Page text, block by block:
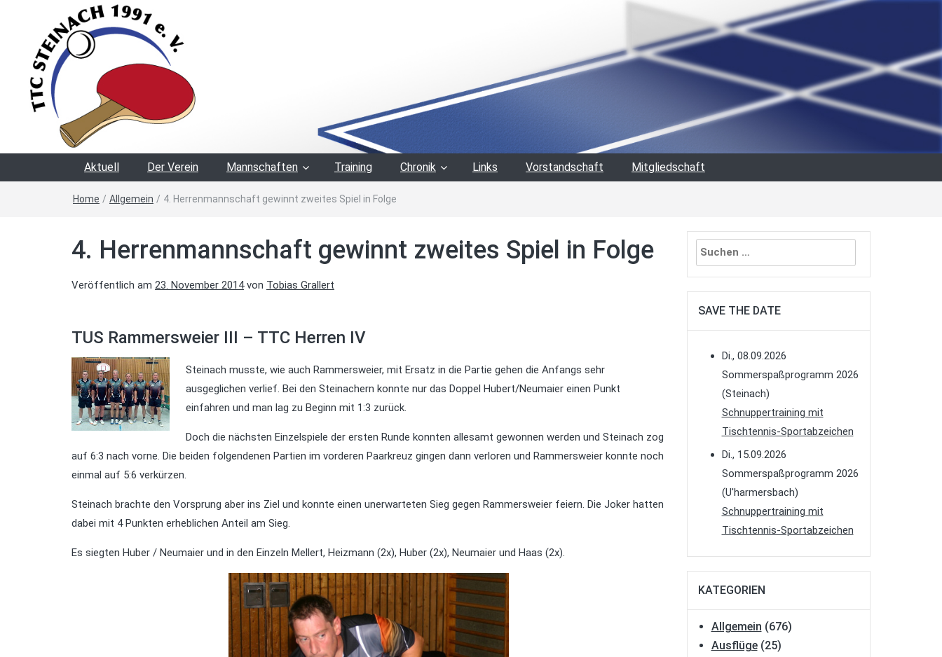
Aktuell Der Verein Mannschaften Training Chronik Links Vorstandschaft Mitgliedschaft
Home / Allgemein / 4. Herrenmannschaft gewinnt zweites Spiel in Folge
4. Herrenmannschaft gewinnt zweites Spiel in Folge
Veröffentlich am 23. November 2014von Tobias Grallert
TUS Rammersweier III – TTC Herren IV
Steinach musste, wie auch Rammersweier, mit Ersatz in die Partie gehen die Anfangs sehr
ausgeglichen verlief. Bei den Steinachern konnte nur das Doppel Hubert/Neumaier einen Punkt
einfahren und man lag zu Beginn mit 1:3 zurück.
Doch die nächsten Einzelspiele der ersten Runde konnten allesamt gewonnen werden und Steinach zog
auf 6:3 nach vorne. Die beiden folgendenen Partien im vorderen Paarkreuz gingen dann verloren und Rammersweier konnte noch
einmal auf 5:6 verkürzen.
Steinach brachte den Vorsprung aber ins Ziel und konnte einen unerwarteten Sieg gegen Rammersweier feiern. Die Joker hatten
dabei mit 4 Punkten erheblichen Anteil am Sieg.
Es siegten Huber / Neumaier und in den Einzeln Mellert, Heizmann (2x), Huber (2x), Neumaier und Haas (2x).
Suchen
nach:
SAVE THE DATE
Di., 08.09.2026
Sommerspaßprogramm 2026
(Steinach)
Schnuppertraining mit
Tischtennis-Sportabzeichen
Di., 15.09.2026
Sommerspaßprogramm 2026
(U'harmersbach)
Schnuppertraining mit
Tischtennis-Sportabzeichen
KATEGORIEN
Allgemein (676)
Ausflüge(25)